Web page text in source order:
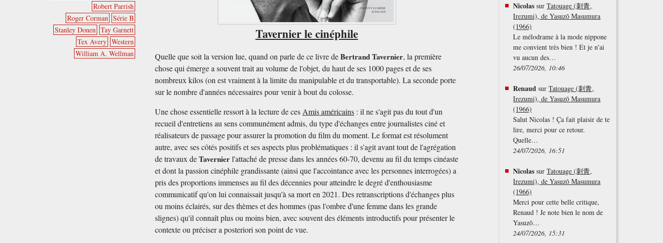
Robert Parrish
Roger Corman Série B
Stanley Donen Tay Garnett
Tex Avery Western
William A. Wellman
Tavernier le cinéphile
Quelle que soit la version lue, quand on parle de ce livre deBertrand Tavernier, la première
chose qui émerge a souvent trait au volume de l'objet, du haut de ses 1000 pages et de ses
nombreux kilos (on est vraiment à la limite du manipulable et du transportable). La seconde porte
sur le nombre d'années nécessaires pour venir à bout du colosse.
Une chose essentielle ressort à la lecture de cesAmis américains : il ne s'agit pas du tout d'un
recueil d'entretiens au sens communément admis, du type d'échanges entre journalistes ciné et
réalisateurs de passage pour assurer la promotion du film du moment. Le format est résolument
autre, avec ses côtés positifs et ses aspects plus problématiques : il s'agit avant tout de l'agrégation
de travaux deTavernierl'attaché de presse dans les années 60-70, devenu au fil du temps cinéaste
et dont la passion cinéphile grandissante (ainsi que l'accointance avec les personnes interrogées) a
pris des proportions immenses au fil des décennies pour atteindre le degré d'enthousiasme
communicatif qu'on lui connaissait jusqu'à sa mort en 2021. Des retranscriptions d'échanges plus
ou moins éclairés, sur des thèmes et des hommes (pas l'ombre d'une femme dans les grande
slignes) qu'il connaît plus ou moins bien, avec souvent des éléments introductifs pour présenter le
contexte ou préciser a posteriori son point de vue.
Nicolas surTatouage (刺青,
Irezumi), de Yasuzō Masumura
(1966)
Le mélodrame à la mode nippone
me convient très bien ! Et je n'ai
vu aucun des…
26/07/2026, 10:46
Renaud surTatouage (刺青,
Irezumi), de Yasuzō Masumura
(1966)
Salut Nicolas ! Ça fait plaisir de te
lire, merci pour ce retour.
Quelle…
24/07/2026, 16:51
Nicolas surTatouage (刺青,
Irezumi), de Yasuzō Masumura
(1966)
Merci pour cette belle critique,
Renaud ! Je note bien le nom de
Yasuzō…
24/07/2026, 15:31